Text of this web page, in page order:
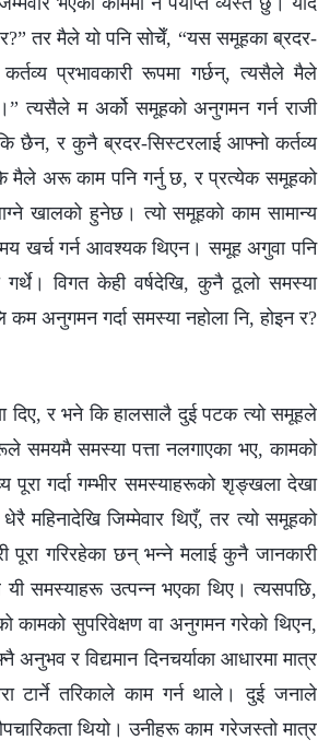
तर मैले यो पनि सोचेँ, “यस समूहका ब्रदर-
प्रभावकारी रूपमा गर्छन्, त्यसैले मैले
त्यसैले म अर्को समूहको अनुगमन गर्न राजी
छैन, र कुनै ब्रदर-सिस्टरलाई आफ्नो कर्तव्य
मैले अरू काम पनि गर्नु छ, र प्रत्येक समूहको
खालको हुनेछ। त्यो समूहको काम सामान्य
खर्च गर्न आवश्यक थिएन। समूह अगुवा पनि
गर्थे। विगत केही वर्षदेखि, कुनै ठूलो समस्या
अनुगमन गर्दा समस्या नहोला नि, होइन र?
दिए, र भने कि हालसालै दुई पटक त्यो समूहले
समयमै समस्या पत्ता नलगाएका भए, कामको
गर्दा गम्भीर समस्याहरूको शृङ्खला देखा
महिनादेखि जिम्मेवार थिएँ, तर त्यो समूहको
गरिरहेका छन् भन्ने मलाई कुनै जानकारी
समस्याहरू उत्पन्न भएका थिए। त्यसपछि,
सुपरिवेक्षण वा अनुगमन गरेको थिएन,
र विद्यमान दिनचर्याका आधारमा मात्र
टार्ने तरिकाले काम गर्न थाले। दुई जनाले
थियो। उनीहरू काम गरेजस्तो मात्र